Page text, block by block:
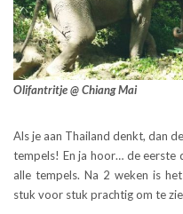
Olifantritje @ Chiang Mai
Als je aan Thailand denkt, dan
tempels! En ja hoor… de eerste
alle tempels. Na 2 weken is
stuk voor stuk prachtig om te